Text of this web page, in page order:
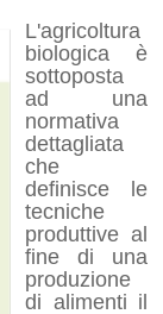
L'agricoltura
biologica è
sottoposta
ad una
normativa
dettagliata
che
definisce le
tecniche
produttive al
fine di una
produzione
di alimenti il